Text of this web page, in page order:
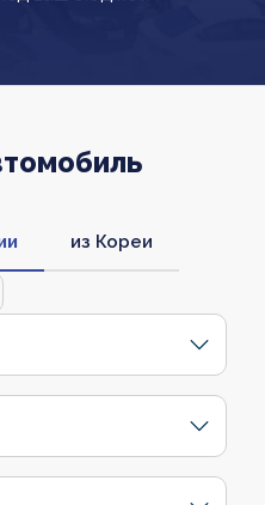
из Кореи